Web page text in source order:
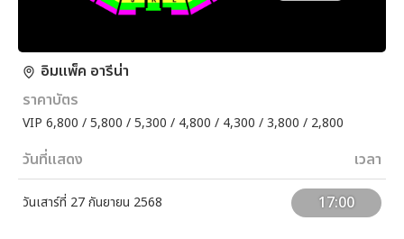
อิมแพ็ค อารีน่า
ราคาบัตร
VIP 6,800 / 5,800 / 5,300 / 4,800 / 4,300 / 3,800 / 2,800
วันที่แสดง เวลา
วันเสาร์ที่ 27 กันยายน 2568 17:00